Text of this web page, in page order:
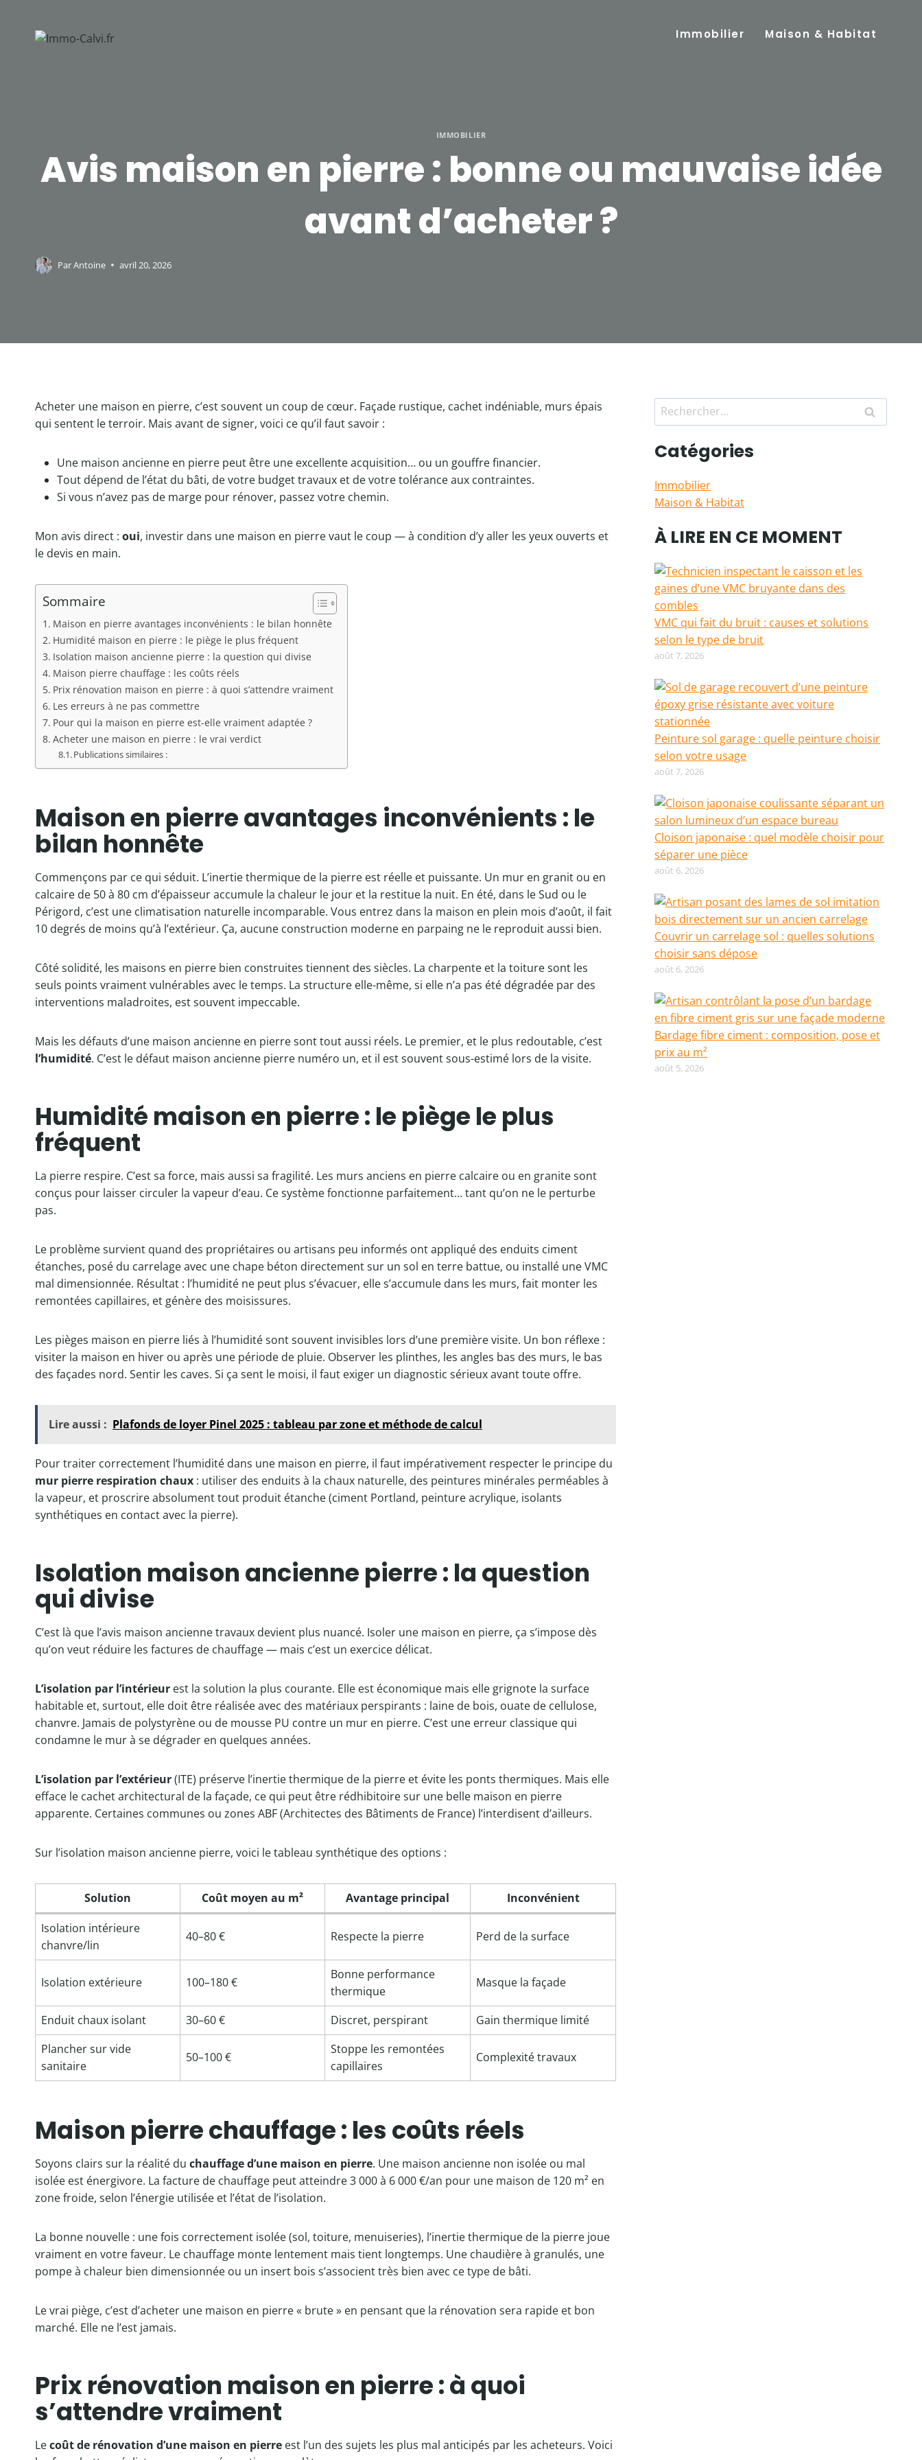
contenu
Immobilier Maison & Habitat
IMMOBILIER
Avis maison en pierre : bonne ou mauvaise idée
avant d’acheter ?
ParAntoine avril 20, 2026
Acheter une maison en pierre, c’est souvent un coup de cœur. Façade rustique, cachet indéniable, murs épais
qui sentent le terroir. Mais avant de signer, voici ce qu’il faut savoir :
Une maison ancienne en pierre peut être une excellente acquisition… ou un gouffre financier.
Tout dépend de l’état du bâti, de votre budget travaux et de votre tolérance aux contraintes.
Si vous n’avez pas de marge pour rénover, passez votre chemin.
Mon avis direct : oui, investir dans une maison en pierre vaut le coup — à condition d’y aller les yeux ouverts et
le devis en main.
Sommaire
Maison en pierre avantages inconvénients : le bilan honnête
Humidité maison en pierre : le piège le plus fréquent
Isolation maison ancienne pierre : la question qui divise
Maison pierre chauffage : les coûts réels
Prix rénovation maison en pierre : à quoi s’attendre vraiment
Les erreurs à ne pas commettre
Pour qui la maison en pierre est-elle vraiment adaptée ?
Acheter une maison en pierre : le vrai verdict
Publications similaires :
Maison en pierre avantages inconvénients : le
bilan honnête
Commençons par ce qui séduit. L’inertie thermique de la pierre est réelle et puissante. Un mur en granit ou en
calcaire de 50 à 80 cm d’épaisseur accumule la chaleur le jour et la restitue la nuit. En été, dans le Sud ou le
Périgord, c’est une climatisation naturelle incomparable. Vous entrez dans la maison en plein mois d’août, il fait
10 degrés de moins qu’à l’extérieur. Ça, aucune construction moderne en parpaing ne le reproduit aussi bien.
Côté solidité, les maisons en pierre bien construites tiennent des siècles. La charpente et la toiture sont les
seuls points vraiment vulnérables avec le temps. La structure elle-même, si elle n’a pas été dégradée par des
interventions maladroites, est souvent impeccable.
Mais les défauts d’une maison ancienne en pierre sont tout aussi réels. Le premier, et le plus redoutable, c’est
l’humidité. C’est le défaut maison ancienne pierre numéro un, et il est souvent sous-estimé lors de la visite.
Humidité maison en pierre : le piège le plus
fréquent
La pierre respire. C’est sa force, mais aussi sa fragilité. Les murs anciens en pierre calcaire ou en granite sont
conçus pour laisser circuler la vapeur d’eau. Ce système fonctionne parfaitement… tant qu’on ne le perturbe
pas.
Le problème survient quand des propriétaires ou artisans peu informés ont appliqué des enduits ciment
étanches, posé du carrelage avec une chape béton directement sur un sol en terre battue, ou installé une VMC
mal dimensionnée. Résultat : l’humidité ne peut plus s’évacuer, elle s’accumule dans les murs, fait monter les
remontées capillaires, et génère des moisissures.
Les pièges maison en pierre liés à l’humidité sont souvent invisibles lors d’une première visite. Un bon réflexe :
visiter la maison en hiver ou après une période de pluie. Observer les plinthes, les angles bas des murs, le bas
des façades nord. Sentir les caves. Si ça sent le moisi, il faut exiger un diagnostic sérieux avant toute offre.
Lire aussi : Plafonds de loyer Pinel 2025 : tableau par zone et méthode de calcul
Pour traiter correctement l’humidité dans une maison en pierre, il faut impérativement respecter le principe du
mur pierre respiration chaux : utiliser des enduits à la chaux naturelle, des peintures minérales perméables à
la vapeur, et proscrire absolument tout produit étanche (ciment Portland, peinture acrylique, isolants
synthétiques en contact avec la pierre).
Isolation maison ancienne pierre : la question
qui divise
C’est là que l’avis maison ancienne travaux devient plus nuancé. Isoler une maison en pierre, ça s’impose dès
qu’on veut réduire les factures de chauffage — mais c’est un exercice délicat.
L’isolation par l’intérieur est la solution la plus courante. Elle est économique mais elle grignote la surface
habitable et, surtout, elle doit être réalisée avec des matériaux perspirants : laine de bois, ouate de cellulose,
chanvre. Jamais de polystyrène ou de mousse PU contre un mur en pierre. C’est une erreur classique qui
condamne le mur à se dégrader en quelques années.
L’isolation par l’extérieur(ITE) préserve l’inertie thermique de la pierre et évite les ponts thermiques. Mais elle
efface le cachet architectural de la façade, ce qui peut être rédhibitoire sur une belle maison en pierre
apparente. Certaines communes ou zones ABF (Architectes des Bâtiments de France) l’interdisent d’ailleurs.
Sur l’isolation maison ancienne pierre, voici le tableau synthétique des options :
Solution Coût moyen au m² Avantage principal
Inconvénient
Isolation intérieure
chanvre/lin
40–80 € Respecte la pierre Perd de la surface
Isolation extérieure 100–180 €
Bonne performance
thermique
Masque la façade
Enduit chaux isolant 30–60 € Discret, perspirant
Gain thermique limité
Plancher sur vide
sanitaire
50–100 €
Stoppe les remontées
capillaires
Complexité travaux
Maison pierre chauffage : les coûts réels
Soyons clairs sur la réalité du chauffage d’une maison en pierre. Une maison ancienne non isolée ou mal
isolée est énergivore. La facture de chauffage peut atteindre 3 000 à 6 000 €/an pour une maison de 120 m² en
zone froide, selon l’énergie utilisée et l’état de l’isolation.
La bonne nouvelle : une fois correctement isolée (sol, toiture, menuiseries), l’inertie thermique de la pierre joue
vraiment en votre faveur. Le chauffage monte lentement mais tient longtemps. Une chaudière à granulés, une
pompe à chaleur bien dimensionnée ou un insert bois s’associent très bien avec ce type de bâti.
Le vrai piège, c’est d’acheter une maison en pierre « brute » en pensant que la rénovation sera rapide et bon
marché. Elle ne l’est jamais.
Prix rénovation maison en pierre : à quoi
s’attendre vraiment
Lecoût de rénovation d’une maison en pierre est l’un des sujets les plus mal anticipés par les acheteurs. Voici
Rechercher :
Catégories
Immobilier
Maison & Habitat
À LIRE EN CE MOMENT
VMC qui fait du bruit : causes et solutions
selon le type de bruit
août 7, 2026
Peinture sol garage : quelle peinture choisir
selon votre usage
août 7, 2026
Cloison japonaise : quel modèle choisir pour
séparer une pièce
août 6, 2026
Couvrir un carrelage sol : quelles solutions
choisir sans dépose
août 6, 2026
Bardage fibre ciment : composition, pose et
prix au m²
août 5, 2026